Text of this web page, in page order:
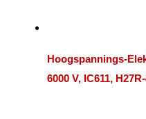
Hoogspannings-
6000 V, IC611,